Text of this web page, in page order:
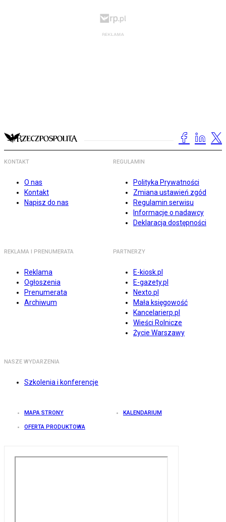
KONTAKT
O nas
Kontakt
Napisz do nas
REGULAMIN
Polityka Prywatności
Zmiana ustawień zgód
Regulamin serwisu
Informacje o nadawcy
Deklaracja dostępności
REKLAMA I PRENUMERATA
Reklama
Ogłoszenia
Prenumerata
Archiwum
PARTNERZY
E-kiosk.pl
E-gazety.pl
Nexto.pl
Mała księgowość
Kancelarierp.pl
Wieści Rolnicze
Życie Warszawy
NASZE WYDARZENIA
Szkolenia i konferencje
MAPA STRONY KALENDARIUM
OFERTA PRODUKTOWA